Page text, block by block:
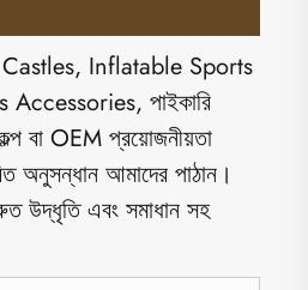
Inflatable Sports
পাইকারি
বা OEM প্রয়োজনীয়তা
অনুসন্ধান আমাদের পাঠান।
উদ্ধৃতি এবং সমাধান সহ